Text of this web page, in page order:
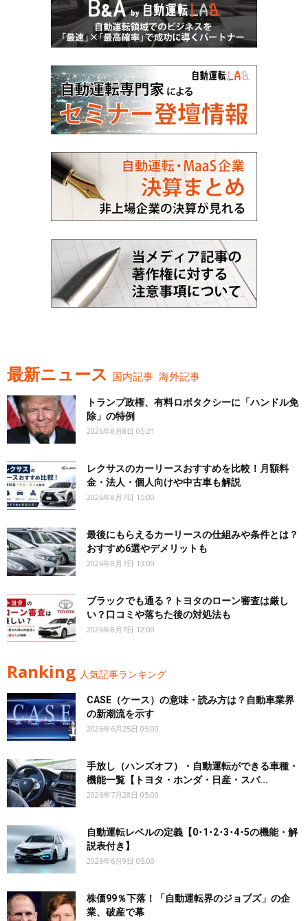
最新ニュース 国内記事 海外記事
トランプ政権、有料ロボタクシーに「ハンドル免
除」の特例
2026年8月8日 05:21
レクサスのカーリースおすすめを比較！月額料
金・法人・個人向けや中古車も解説
2026年8月7日 15:00
最後にもらえるカーリースの仕組みや条件とは？
おすすめ6選やデメリットも
2026年8月7日 13:00
ブラックでも通る？トヨタのローン審査は厳し
い？口コミや落ちた後の対処法も
2026年8月7日 12:00
Ranking 人気記事ランキング
CASE（ケース）の意味・読み方は？自動車業界
の新潮流を示す
2026年6月25日 05:00
手放し（ハンズオフ）・自動運転ができる車種・
機能一覧【トヨタ・ホンダ・日産・スバ...
2026年7月28日 05:00
自動運転レベルの定義【0･1･2･3･4･5の機能・解
説表付き】
2026年6月9日 05:00
株価99％下落！「自動運転界のジョブズ」の企
業、破産で幕